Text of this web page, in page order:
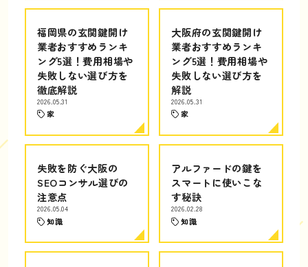
福岡県の玄関鍵開け
業者おすすめランキ
ング5選！費用相場や
失敗しない選び方を
徹底解説
2026.05.31
家
大阪府の玄関鍵開け
業者おすすめランキ
ング5選！費用相場や
失敗しない選び方を
解説
2026.05.31
家
失敗を防ぐ大阪の
SEOコンサル選びの
注意点
2026.05.04
知識
アルファードの鍵を
スマートに使いこな
す秘訣
2026.02.28
知識